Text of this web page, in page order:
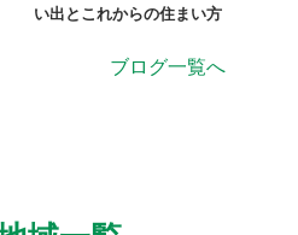
い出とこれからの住まい方
ブログ一覧へ